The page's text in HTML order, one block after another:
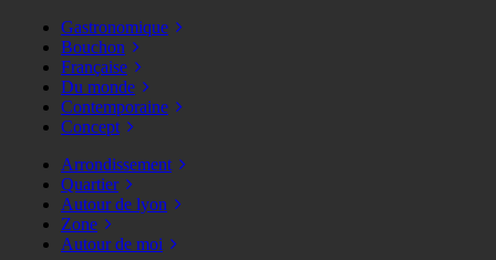
Gastronomique
Bouchon
Française
Du monde
Contemporaine
Concept
Arrondissement
Quartier
Autour de lyon
Zone
Autour de moi